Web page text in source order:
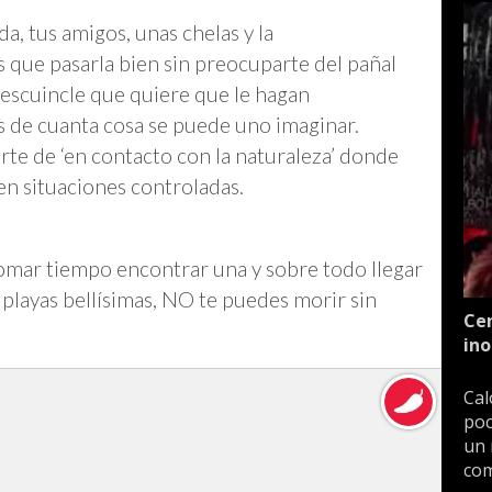
tus amigos, unas chelas y la
que pasarla bien sin preocuparte del pañal
que quiere que le hagan
cuanta cosa se puede uno imaginar.
de ‘en contacto con la naturaleza’ donde
situaciones controladas.
tiempo encontrar una y sobre todo llegar
bellísimas, NO te puedes morir sin
un